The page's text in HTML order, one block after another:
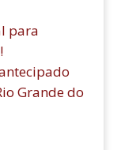
para
Grande do